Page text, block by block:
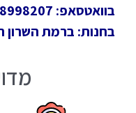
בוואטסאפ: 055-8998207
בחנות: ברמת השרון